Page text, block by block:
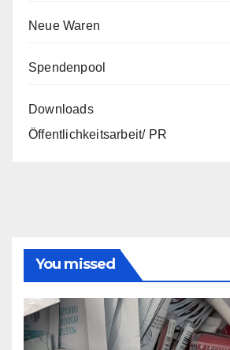
Neue Waren
Spendenpool
Downloads
Öffentlichkeitsarbeit/ PR
You missed